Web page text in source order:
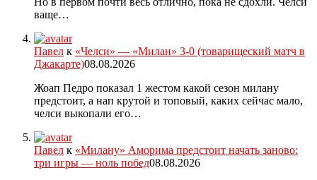
ваще…
Павел к «Челси» — «Милан» 3-0 (товарищеский матч в
Джакарте)08.08.2026
Жоап Педро показал 1 жестом какой сезон милану
предстоит, а нап крутой и топовый, каких сейчас мало,
челси выкопали его…
Павел к «Милану» Аморима предстоит начать заново:
три игры — ноль побед08.08.2026